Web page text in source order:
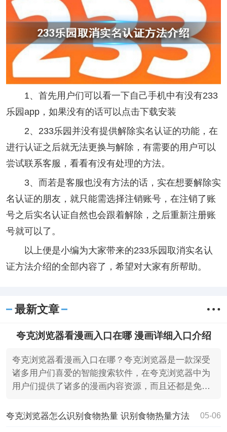
1、首先用户们可以看一下自己手机中有没有233
乐园app，如果没有的话可以点击下载安装
2、233乐园并没有提供解除实名认证的功能，在
进行认证之后就无法更换与解除，有需要的用户可以
尝试联系客服，看看有没有处理的方法。
3、而若是客服也没有方法的话，实在想要解除实
名认证的朋友，就只能需选择注销账号，在注销了账
号之后实名认证自然也会跟着解除，之后重新注册账
号就可以了。
以上便是小编为大家带来的233乐园取消实名认
证方法介绍的全部内容了，希望对大家有所帮助。
最新文章
夸克浏览器看漫画入口在哪 漫画详细入口介绍
夸克浏览器看漫画入口在哪？夸克浏览器是一款深受
诸多用户们喜爱的智能搜索软件，在夸克浏览器中为
用户们提供了诸多的漫画内容资源，而且还都是免
夸克浏览器怎么识别食物热量 识别食物热量方法 05-06